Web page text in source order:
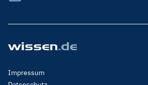
Footer
Impressum